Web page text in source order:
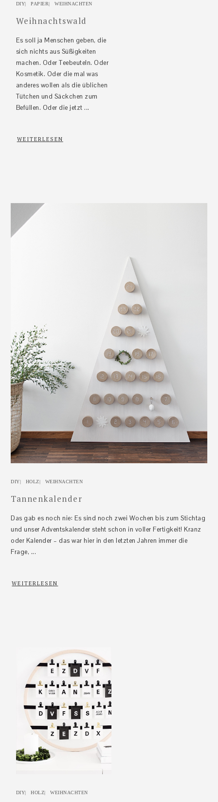
DIY|PAPIER|WEIHNACHTEN
Weihnachtswald
Es soll ja Menschen geben, die
sich nichts aus Süßigkeiten
machen. Oder Teebeuteln. Oder
Kosmetik. Oder die mal was
anderes wollen als die üblichen
Tütchen und Säckchen zum
Befüllen. Oder die jetzt ...
WEITERLESEN
DIY| HOLZ| WEIHNACHTEN
Tannenkalender
Das gab es noch nie: Es sind noch zwei Wochen bis zum Stichtag
und unser Adventskalender steht schon in voller Fertigkeit! Kranz
oder Kalender – das war hier in den letzten Jahren immer die
Frage, ...
WEITERLESEN
DIY|HOLZ|WEIHNACHTEN